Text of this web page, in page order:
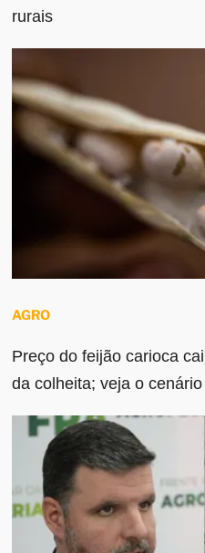
rurais
AGRO
Preço do feijão carioca
da colheita; veja o